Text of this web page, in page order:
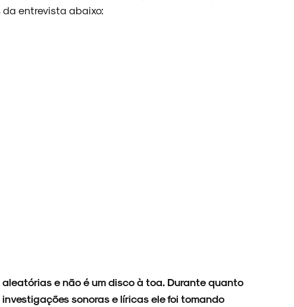
entrevista abaixo:
e não é um disco à toa. Durante quanto
sonoras e líricas ele foi tomando